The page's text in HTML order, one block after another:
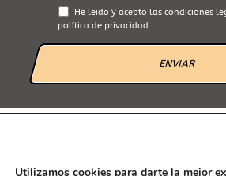
e
l
He leido y acepto las condiciones
política de privacidad
Utilizamos cookies para darte la mejor